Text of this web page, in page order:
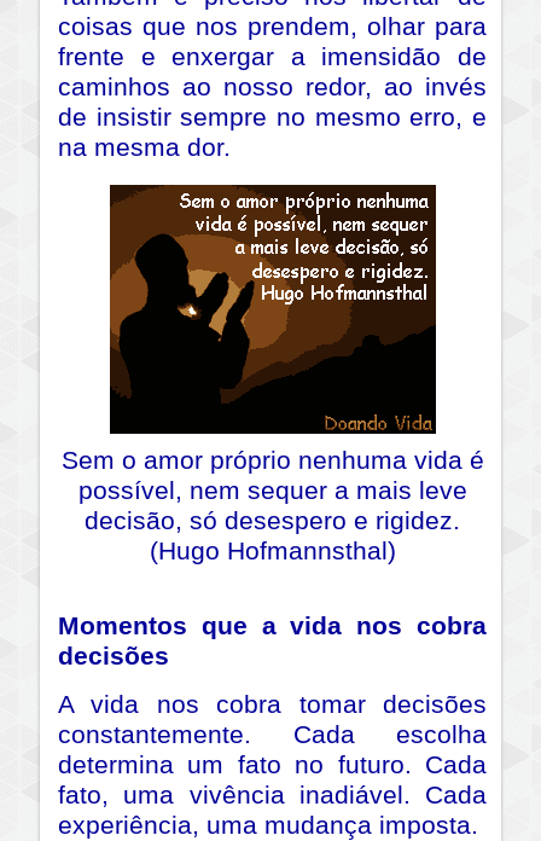
coisas que nos prendem, olhar para
frente e enxergar a imensidão de
caminhos ao nosso redor, ao invés
de insistir sempre no mesmo erro, e
na mesma dor.
Sem o amor próprio nenhuma vida é
possível, nem sequer a mais leve
decisão, só desespero e rigidez.
(Hugo Hofmannsthal)
Momentos que a vida nos cobra
decisões
A vida nos cobra tomar decisões
constantemente. Cada escolha
determina um fato no futuro. Cada
fato, uma vivência inadiável. Cada
experiência, uma mudança imposta.